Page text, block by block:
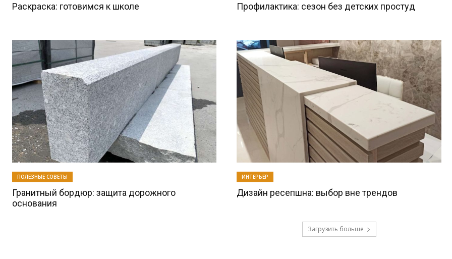
Раскраска: готовимся к школе Профилактика: сезон без детских простуд
ПОЛЕЗНЫЕ СОВЕТЫ
Гранитный бордюр: защита дорожного
основания
ИНТЕРЬЕР
Дизайн ресепшна: выбор вне трендов
Загрузить больше